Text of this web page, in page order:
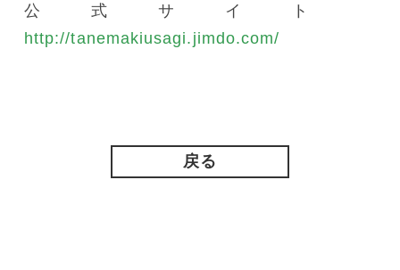
公式サイト
http://tanemakiusagi.jimdo.com/
戻る